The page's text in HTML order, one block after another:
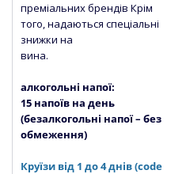
преміальних брендів Крім
того, надаються спеціальні
знижки на
вина.
алкогольні напої:
15 напоїв на день
(безалкогольні напої – без
обмеження)
Круїзи від 1 до 4 днів (code